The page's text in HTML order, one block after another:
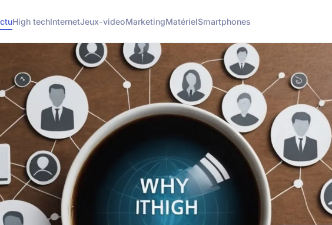
High techInternetJeux-videoMarketingMatérielSmartphones